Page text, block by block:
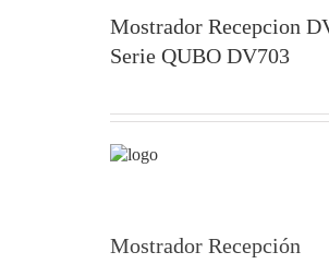
Mostrador Recepcion
Serie QUBO DV703
Mostrador Recepción